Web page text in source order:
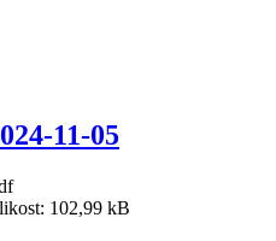
11-05
102,99 kB